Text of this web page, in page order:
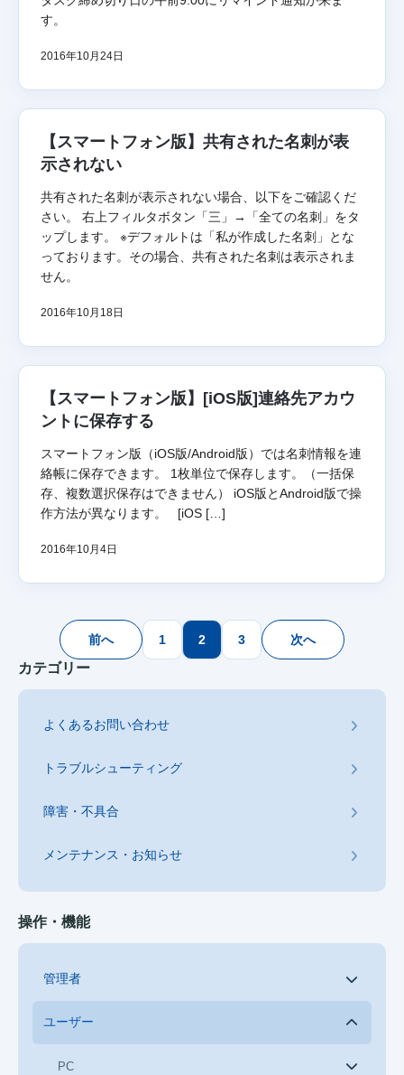
カテゴリー
よくあるお問い合わせ
トラブルシューティング
障害・不具合
メンテナンス・お知らせ
操作・機能
管理者
ユーザー
PC
す。
2016年10月24日
【スマートフォン版】共有された名刺が表
示されない
共有された名刺が表示されない場合、以下をご確認くだ
さい。 右上フィルタボタン「三」→「全ての名刺」をタ
ップします。 ※デフォルトは「私が作成した名刺」とな
っております。その場合、共有された名刺は表示されま
せん。
2016年10月18日
【スマートフォン版】[iOS版]連絡先アカウ
ントに保存する
スマートフォン版（iOS版/Android版）では名刺情報を連
絡帳に保存できます。 1枚単位で保存します。（一括保
存、複数選択保存はできません） iOS版とAndroid版で操
作方法が異なります。 [iOS […]
2016年10月4日
投
稿
ー
り
前へ 1 2 3 次へ